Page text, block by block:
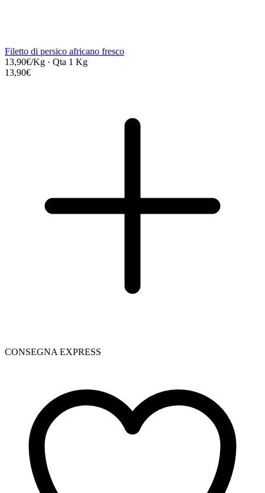
Filetto di persico africano fresco
13,90€/Kg · Qta 1 Kg
13,90€
CONSEGNA EXPRESS